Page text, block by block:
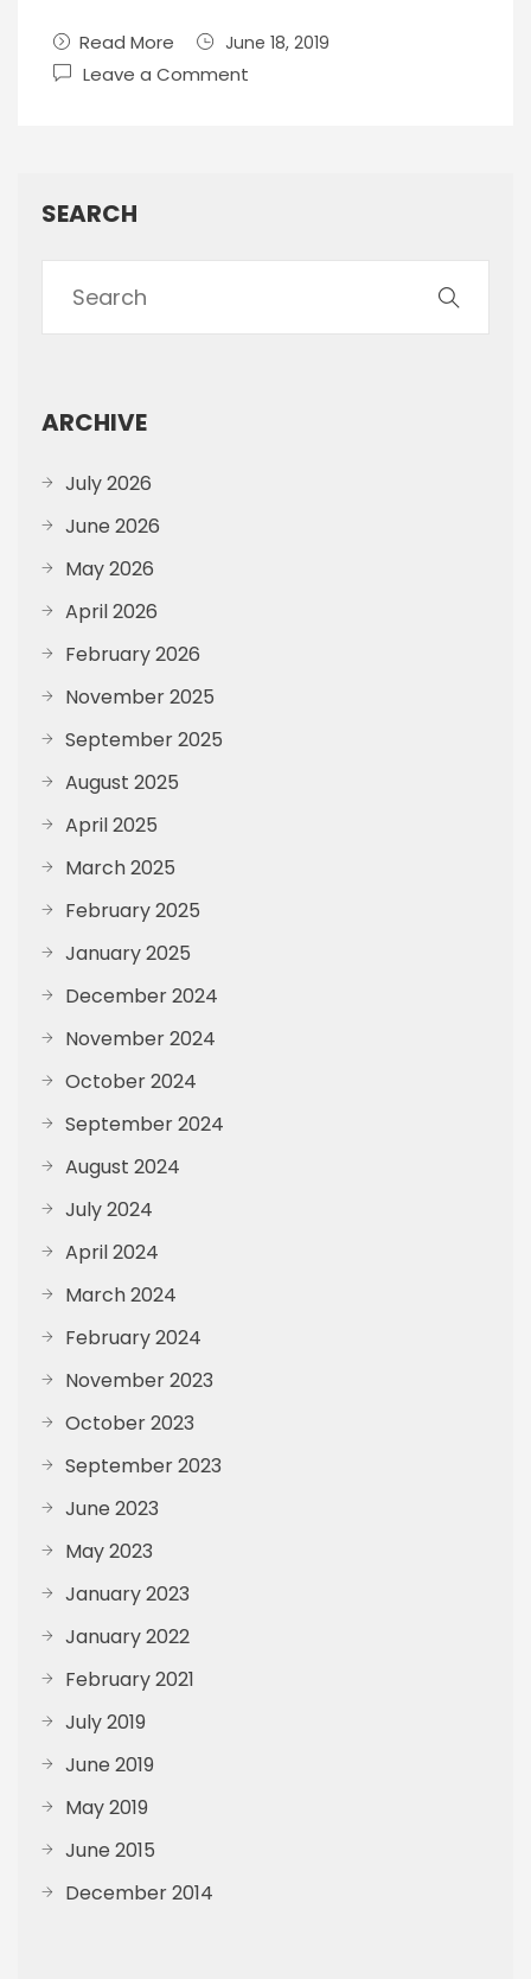
Read More June 18, 2019
Leave a Comment
SEARCH
ARCHIVE
July 2026
June 2026
May 2026
April 2026
February 2026
November 2025
September 2025
August 2025
April 2025
March 2025
February 2025
January 2025
December 2024
November 2024
October 2024
September 2024
August 2024
July 2024
April 2024
March 2024
February 2024
November 2023
October 2023
September 2023
June 2023
May 2023
January 2023
January 2022
February 2021
July 2019
June 2019
May 2019
June 2015
December 2014